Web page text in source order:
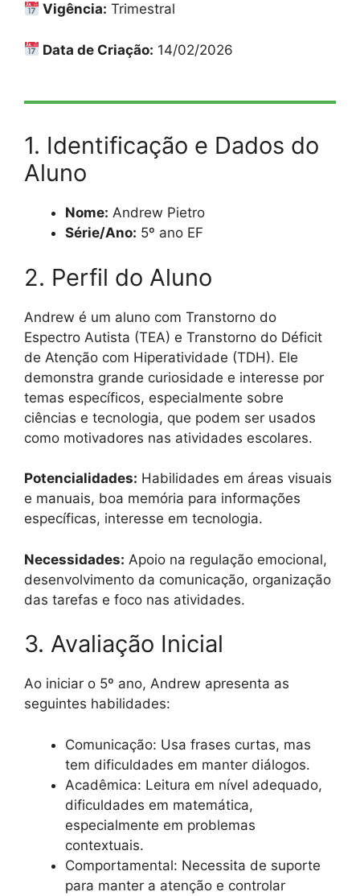
Vigência: Trimestral
Data de Criação: 14/02/2026
1. Identificação e Dados do
Aluno
Nome: Andrew Pietro
Série/Ano: 5º ano EF
2. Perfil do Aluno
Andrew é um aluno com Transtorno do
Espectro Autista (TEA) e Transtorno do Déficit
de Atenção com Hiperatividade (TDH). Ele
demonstra grande curiosidade e interesse por
temas específicos, especialmente sobre
ciências e tecnologia, que podem ser usados
como motivadores nas atividades escolares.
Potencialidades: Habilidades em áreas visuais
e manuais, boa memória para informações
específicas, interesse em tecnologia.
Necessidades: Apoio na regulação emocional,
desenvolvimento da comunicação, organização
das tarefas e foco nas atividades.
3. Avaliação Inicial
Ao iniciar o 5º ano, Andrew apresenta as
seguintes habilidades:
Comunicação: Usa frases curtas, mas
tem dificuldades em manter diálogos.
Acadêmica: Leitura em nível adequado,
dificuldades em matemática,
especialmente em problemas
contextuais.
Comportamental: Necessita de suporte
para manter a atenção e controlar